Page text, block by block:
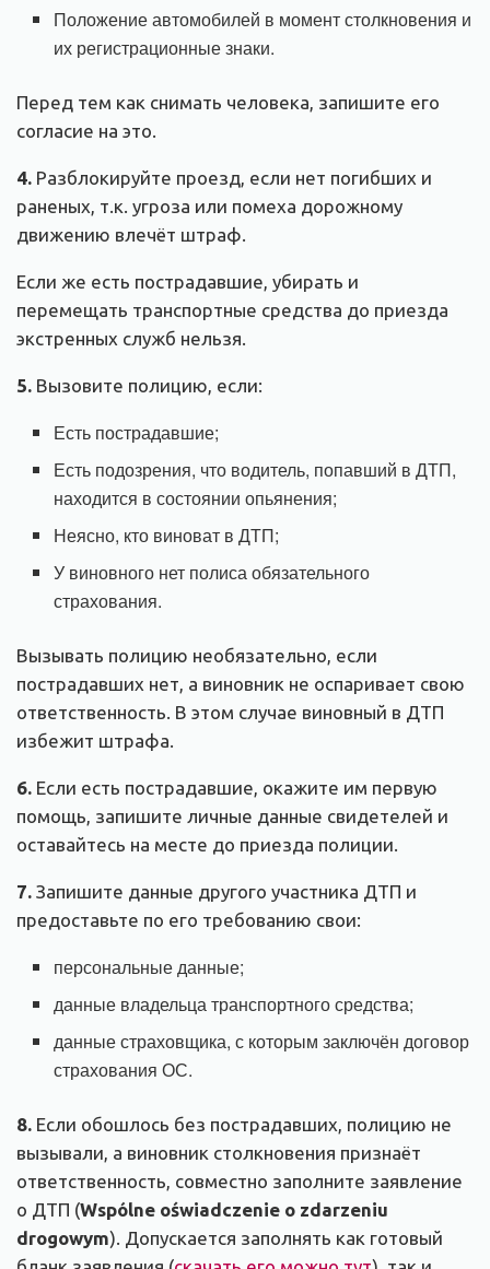
Положение автомобилей в момент столкновения и
их регистрационные знаки.
Перед тем как снимать человека, запишите его
согласие на это.
4. Разблокируйте проезд, если нет погибших и
раненых, т.к. угроза или помеха дорожному
движению влечёт штраф.
Если же есть пострадавшие, убирать и
перемещать транспортные средства до приезда
экстренных служб нельзя.
5. Вызовите полицию, если:
Есть пострадавшие;
Есть подозрения, что водитель, попавший в ДТП,
находится в состоянии опьянения;
Неясно, кто виноват в ДТП;
У виновного нет полиса обязательного
страхования.
Вызывать полицию необязательно, если
пострадавших нет, а виновник не оспаривает свою
ответственность. В этом случае виновный в ДТП
избежит штрафа.
6. Если есть пострадавшие, окажите им первую
помощь, запишите личные данные свидетелей и
оставайтесь на месте до приезда полиции.
7. Запишите данные другого участника ДТП и
предоставьте по его требованию свои:
персональные данные;
данные владельца транспортного средства;
данные страховщика, с которым заключён договор
страхования ОС.
8. Если обошлось без пострадавших, полицию не
вызывали, а виновник столкновения признаёт
ответственность, совместно заполните заявление
о ДТП (Wspólne oświadczenie o zdarzeniu
drogowym). Допускается заполнять как готовый